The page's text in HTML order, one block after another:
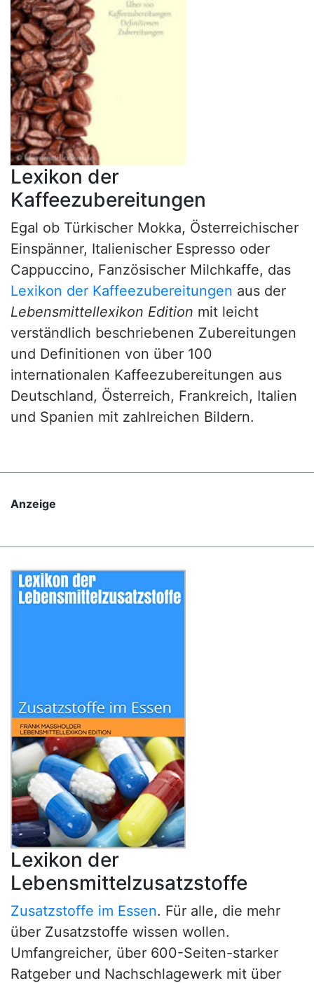
Lexikon der
Kaffeezubereitungen
Egal ob Türkischer Mokka, Österreichischer
Einspänner, Italienischer Espresso oder
Cappuccino, Fanzösischer Milchkaffe, das
Lexikon der Kaffeezubereitungen aus der
Lebensmittellexikon Edition mit leicht
verständlich beschriebenen Zubereitungen
und Definitionen von über 100
internationalen Kaffeezubereitungen aus
Deutschland, Österreich, Frankreich, Italien
und Spanien mit zahlreichen Bildern.
Anzeige
Lexikon der
Lebensmittelzusatzstoffe
Zusatzstoffe im Essen. Für alle, die mehr
über Zusatzstoffe wissen wollen.
Umfangreicher, über 600-Seiten-starker
Ratgeber und Nachschlagewerk mit über